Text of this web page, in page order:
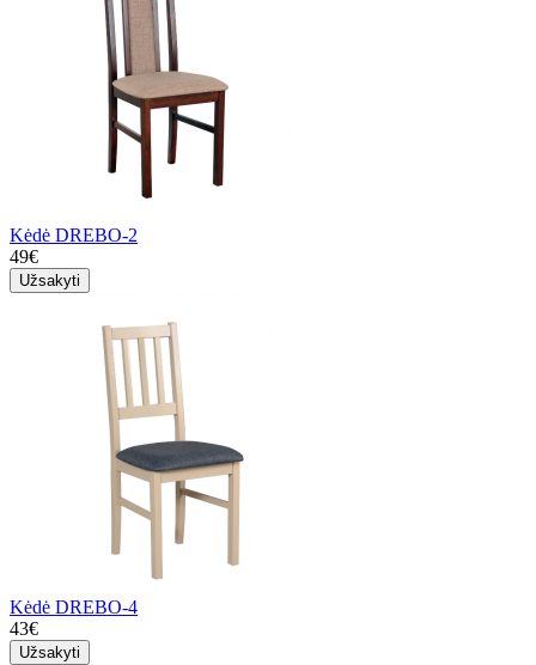
Kėdė DREBO-2
49€
Užsakyti
Kėdė DREBO-4
43€
Užsakyti